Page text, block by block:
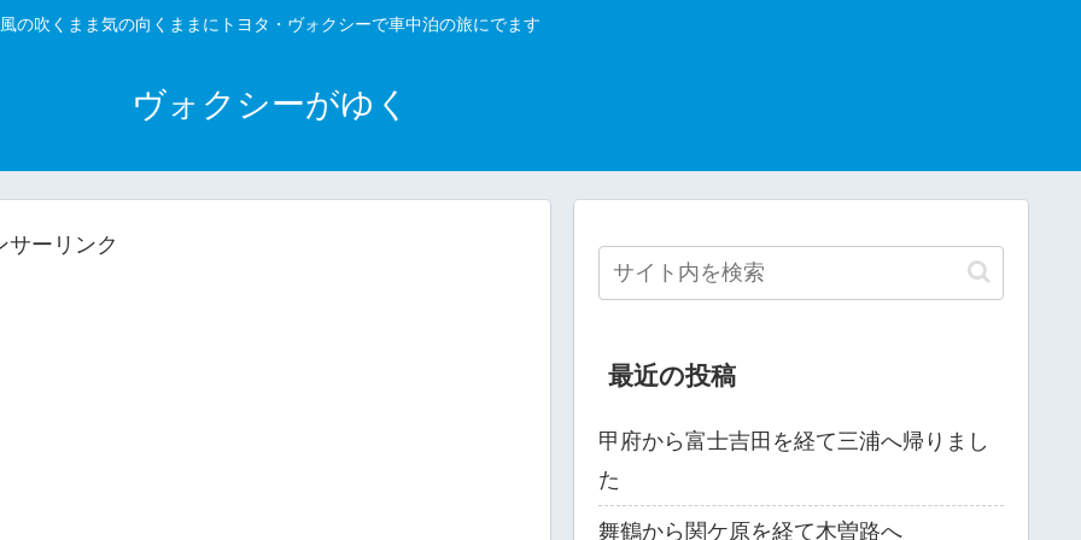
風の吹くまま気の向くままにトヨタ・ヴォクシーで車中泊の旅にでます
ヴォクシーがゆく
サーリンク
最近の投稿
甲府から富士吉田を経て三浦へ帰りまし
た
舞鶴から関ケ原を経て木曽路へ